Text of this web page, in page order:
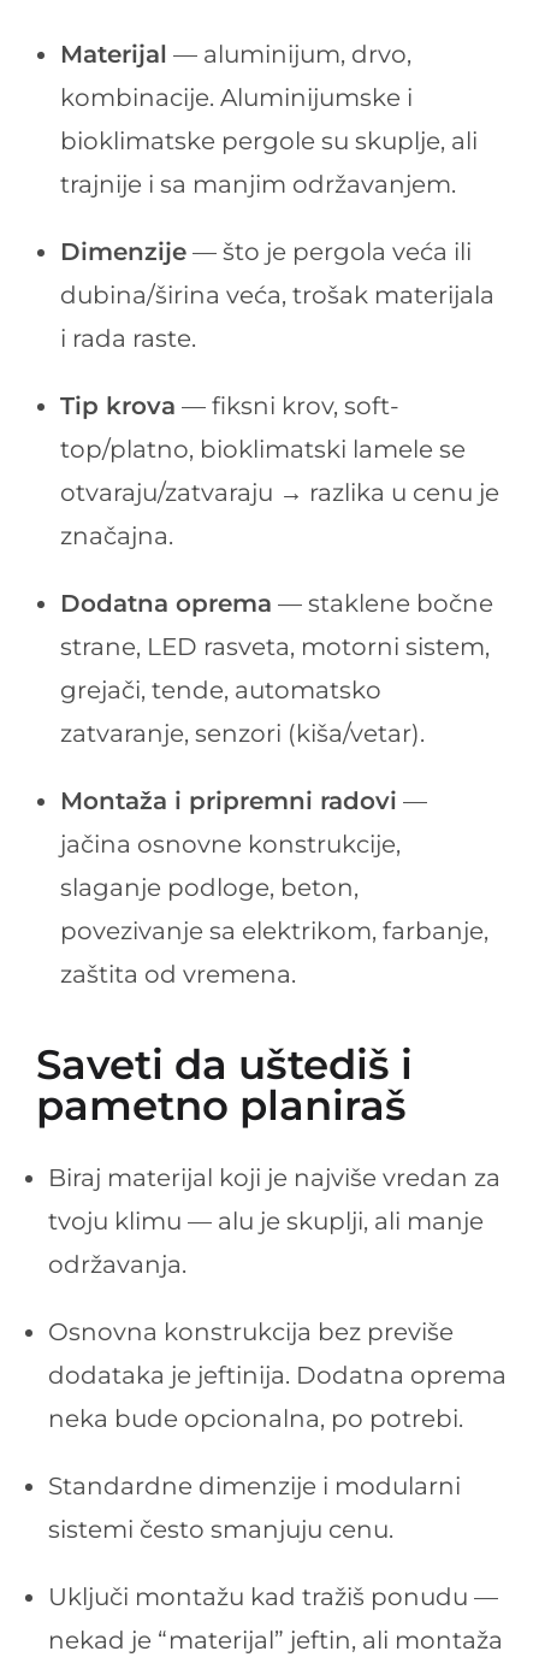
Materijal — aluminijum, drvo,
kombinacije. Aluminijumske i
bioklimatske pergole su skuplje, ali
trajnije i sa manjim održavanjem.
Dimenzije — što je pergola veća ili
dubina/širina veća, trošak materijala
i rada raste.
Tip krova — fiksni krov, soft-
top/platno, bioklimatski lamele se
otvaraju/zatvaraju → razlika u cenu je
značajna.
Dodatna oprema — staklene bočne
strane, LED rasveta, motorni sistem,
grejači, tende, automatsko
zatvaranje, senzori (kiša/vetar).
Montaža i pripremni radovi —
jačina osnovne konstrukcije,
slaganje podloge, beton,
povezivanje sa elektrikom, farbanje,
zaštita od vremena.
Saveti da uštediš i
pametno planiraš
Biraj materijal koji je najviše vredan za
tvoju klimu — alu je skuplji, ali manje
održavanja.
Osnovna konstrukcija bez previše
dodataka je jeftinija. Dodatna oprema
neka bude opcionalna, po potrebi.
Standardne dimenzije i modularni
sistemi često smanjuju cenu.
Uključi montažu kad tražiš ponudu —
nekad je “materijal” jeftin, ali montaža